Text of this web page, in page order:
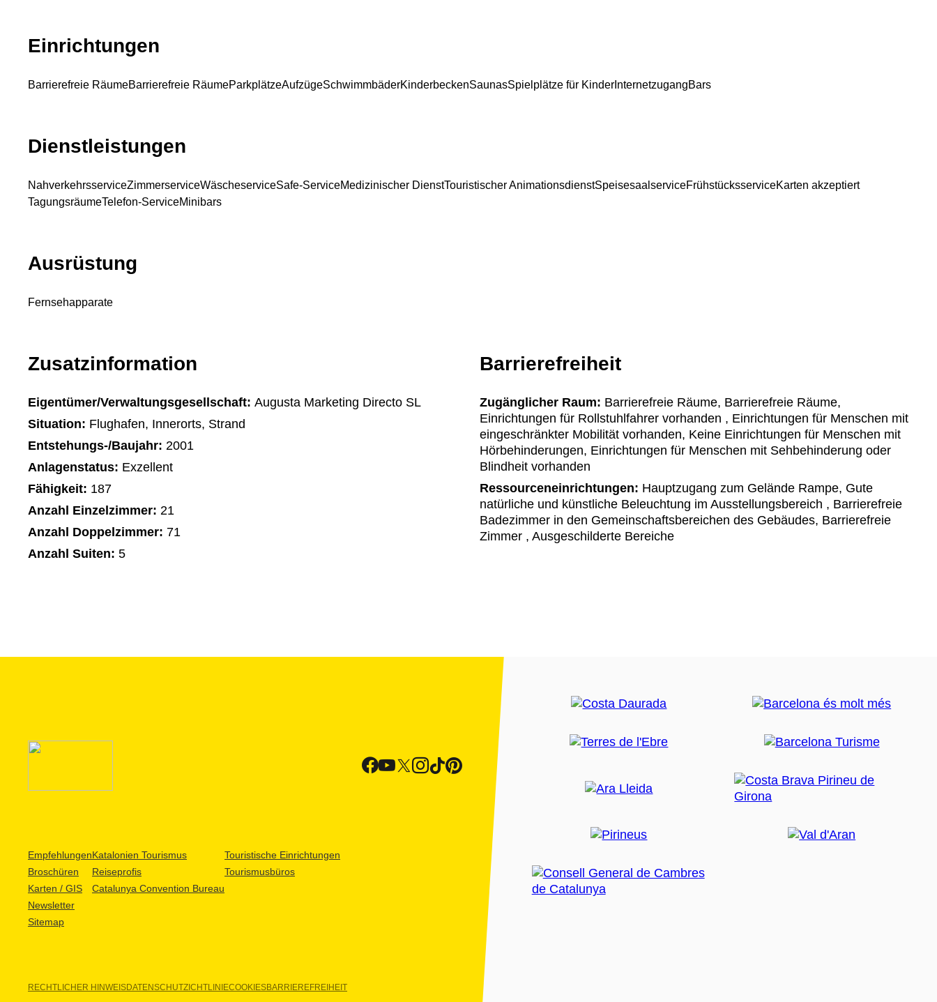
Einrichtungen
Barrierefreie RäumeBarrierefreie RäumeParkplätzeAufzügeSchwimmbäderKinderbeckenSaunasSpielplätze für Kinder InternetzugangBars
Dienstleistungen
NahverkehrsserviceZimmerserviceWäscheserviceSafe-ServiceMedizinischer DienstTouristischer AnimationsdienstSpeisesaalserviceFrühstücksserviceKarten akzeptiert
TagungsräumeTelefon-ServiceMinibars
Ausrüstung
Fernsehapparate
Zusatzinformation
Eigentümer/Verwaltungsgesellschaft: Augusta Marketing Directo SL
Situation: Flughafen, Innerorts, Strand
Entstehungs-/Baujahr: 2001
Anlagenstatus: Exzellent
Fähigkeit: 187
Anzahl Einzelzimmer: 21
Anzahl Doppelzimmer: 71
Anzahl Suiten: 5
Barrierefreiheit
Zugänglicher Raum: Barrierefreie Räume, Barrierefreie Räume,
Einrichtungen für Rollstuhlfahrer vorhanden , Einrichtungen für Menschen mit
eingeschränkter Mobilität vorhanden, Keine Einrichtungen für Menschen mit
Hörbehinderungen, Einrichtungen für Menschen mit Sehbehinderung oder
Blindheit vorhanden
Ressourceneinrichtungen: Hauptzugang zum Gelände Rampe, Gute
natürliche und künstliche Beleuchtung im Ausstellungsbereich , Barrierefreie
Badezimmer in den Gemeinschaftsbereichen des Gebäudes, Barrierefreie
Zimmer , Ausgeschilderte Bereiche
Empfehlungen
Broschüren
Karten / GIS
Newsletter
Sitemap
Katalonien Tourismus
Reiseprofis
Catalunya Convention Bureau
Touristische Einrichtungen
Tourismusbüros
RECHTLICHER HINWEISDATENSCHUTZICHTLINIECOOKIESBARRIEREFREIHEIT